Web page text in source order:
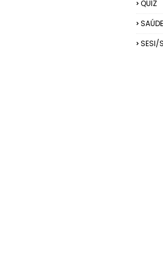
QUIZ
SAÚDE
SESI/